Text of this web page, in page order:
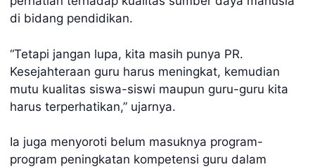
di bidang pendidikan.
“Tetapi jangan lupa, kita masih punya PR.
Kesejahteraan guru harus meningkat, kemudian
mutu kualitas siswa-siswi maupun guru-guru kita
harus terperhatikan,” ujarnya.
Ia juga menyoroti belum masuknya program-
program peningkatan kompetensi guru dalam